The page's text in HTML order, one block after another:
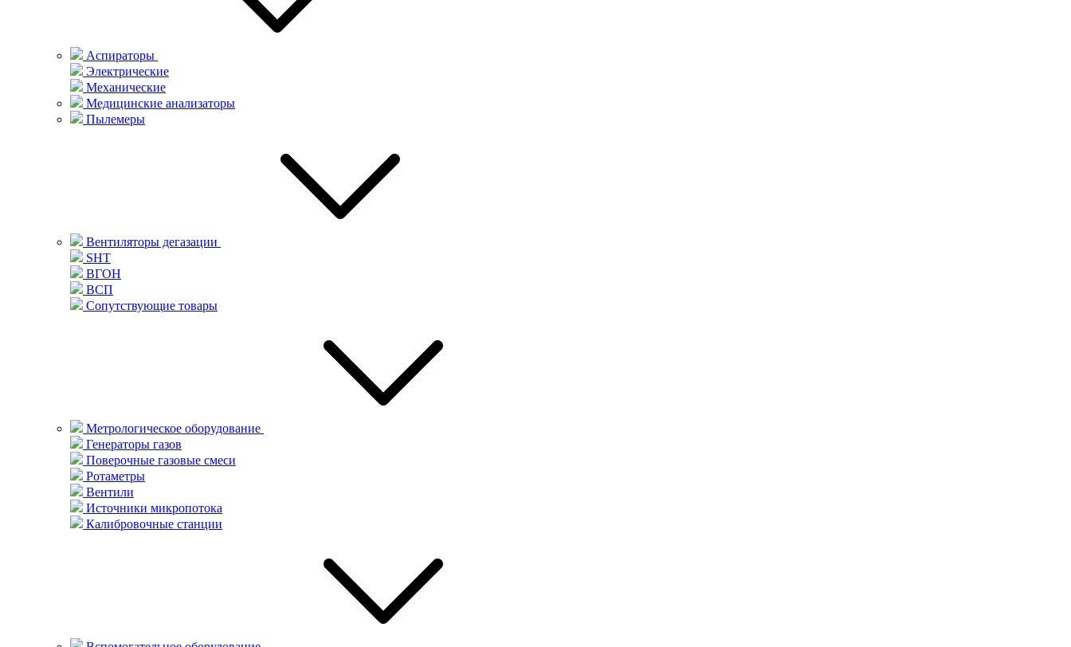
Аспираторы
Электрические
Механические
Медицинские анализаторы
Пылемеры
Вентиляторы дегазации
SHT
ВГОН
ВСП
Сопутствующие товары
Метрологическое оборудование
Генераторы газов
Поверочные газовые смеси
Ротаметры
Вентили
Источники микропотока
Калибровочные станции